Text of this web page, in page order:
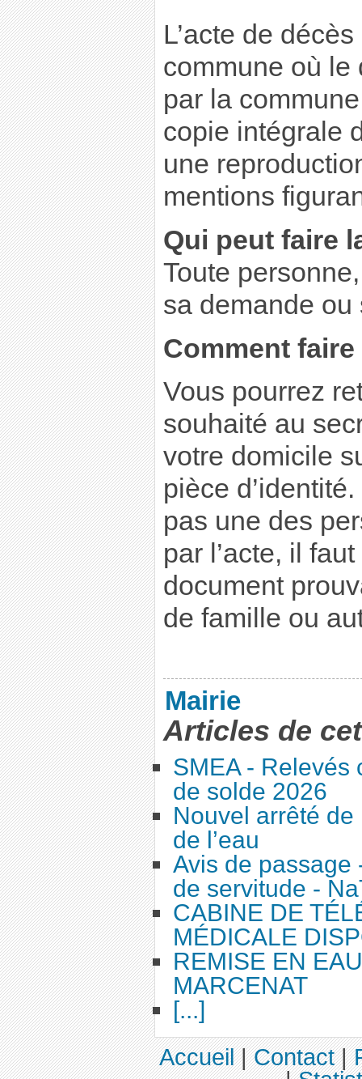
L’acte de
commune où le
par la
copie intégrale
une
mentions
Qui peut faire
Toute
sa demande ou
Comment
Vous pourrez
souhaité au
votre domicile
pièce
pas une des
par l’acte, il
document
de famille ou
Mairie
Articles de
SMEA - Relevés
de solde 2026
Nouvel arrêté
de l’eau
Avis de passage
de servitude -
CABINE DE
MÉDICALE
REMISE EN
MARCENAT
[...]
Accueil|Contact|